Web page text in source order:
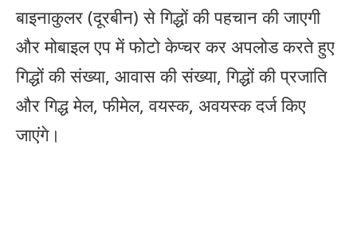
बाइनाकुलर (दूरबीन) से गिद्धों की पहचान की जाएगी
और मोबाइल एप में फोटो केप्चर कर अपलोड करते हुए
गिद्धों की संख्या, आवास की संख्या, गिद्धों की प्रजाति
और गिद्ध मेल, फीमेल, वयस्क, अवयस्क दर्ज किए
जाएंगे।